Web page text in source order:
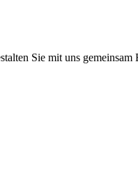
Sie mit uns gemeinsam